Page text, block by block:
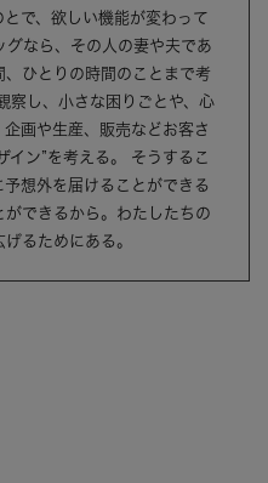
で、欲しい機能が変わって
グなら、その人の妻や夫であ
ひとりの時間のことまで考
察し、小さな困りごとや、心
画や生産、販売などお客さ
イン”を考える。 そうするこ
想外を届けることができる
できるから。わたしたちの
るためにある。